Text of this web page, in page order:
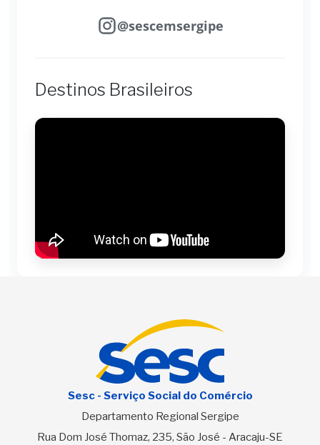
@sescemsergipe
Destinos Brasileiros
Sesc - Serviço Social do Comércio
Departamento Regional Sergipe
Rua Dom José Thomaz, 235, São José - Aracaju-SE